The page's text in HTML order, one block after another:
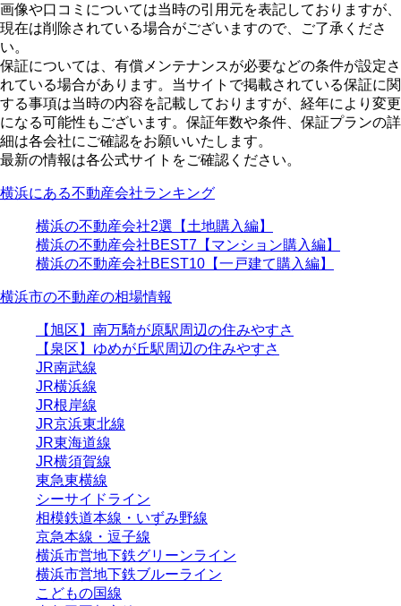
画像や口コミについては当時の引用元を表記しておりますが、
現在は削除されている場合がございますので、ご了承くださ
い。
保証については、有償メンテナンスが必要などの条件が設定さ
れている場合があります。当サイトで掲載されている保証に関
する事項は当時の内容を記載しておりますが、経年により変更
になる可能性もございます。保証年数や条件、保証プランの詳
細は各会社にご確認をお願いいたします。
最新の情報は各公式サイトをご確認ください。
横浜にある不動産会社ランキング
横浜の不動産会社2選【土地購入編】
横浜の不動産会社BEST7【マンション購入編】
横浜の不動産会社BEST10【一戸建て購入編】
横浜市の不動産の相場情報
【旭区】南万騎が原駅周辺の住みやすさ
【泉区】ゆめが丘駅周辺の住みやすさ
JR南武線
JR横浜線
JR根岸線
JR京浜東北線
JR東海道線
JR横須賀線
東急東横線
シーサイドライン
相模鉄道本線・いずみ野線
京急本線・逗子線
横浜市営地下鉄グリーンライン
横浜市営地下鉄ブルーライン
こどもの国線